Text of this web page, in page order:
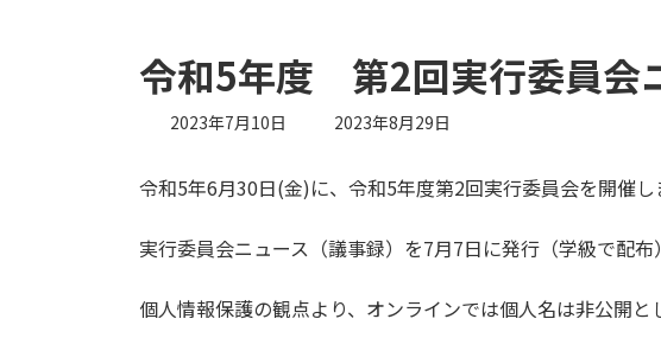
令和5年度 第2回実行委員会
2023年7月10日
最
新
時
:
2023年8月29日
令和5年6月30日(金)に、令和5年度第2回実行委員会を開催し
実行委員会ニュース（議事録）を7月7日に発行（学級で配布
個人情報保護の観点より、オンラインでは個人名は非公開と